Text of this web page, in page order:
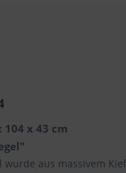
104 x 43 cm
aus massivem